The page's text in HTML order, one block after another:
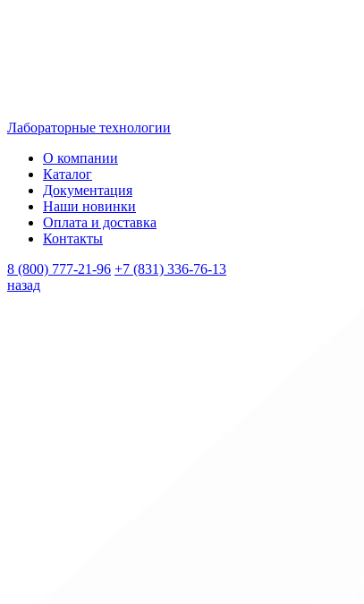
Лабораторные технологии
О компании
Каталог
Документация
Наши новинки
Оплата и доставка
Контакты
8 (800) 777-21-96 +7 (831) 336-76-13
назад